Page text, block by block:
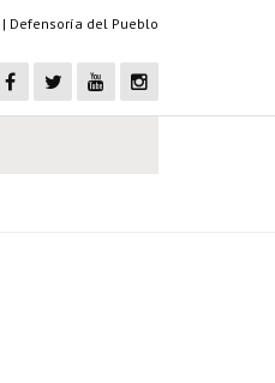
| Defensoría del Pueblo